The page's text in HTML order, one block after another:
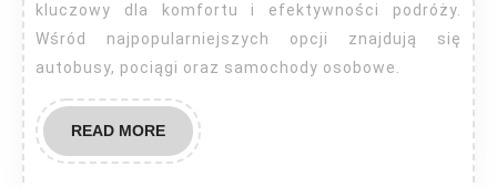
kluczowy dla komfortu i efektywności podróży.
Wśród najpopularniejszych opcji znajdują się
autobusy, pociągi oraz samochody osobowe.
READ MOREREAD
MORE